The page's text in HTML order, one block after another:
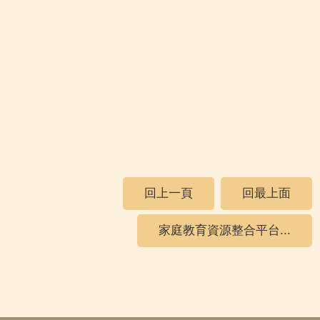
回上一頁 回最上面
家庭教育資源整合平台...